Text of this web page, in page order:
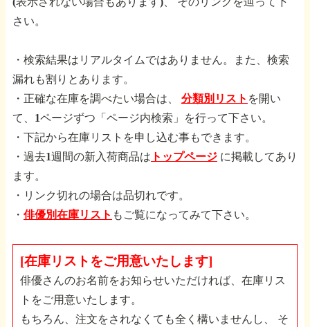
さい。
・検索結果はリアルタイムではありません。また、検索
漏れも割りとあります。
・正確な在庫を調べたい場合は、
分類別リスト を開い
て、1ページずつ「ページ内検索」を行って下さい。
・下記から在庫リストを申し込む事もできます。
・過去1週間の新入荷商品は トップページ に掲載してあり
ます。
・リンク切れの場合は品切れです。
・ 俳優別在庫リスト もご覧になってみて下さい。
[在庫リストをご用意いたします]
俳優さんのお名前をお知らせいただければ、在庫リス
トをご用意いたします。
もちろん、注文をされなくても全く構いませんし、
そ